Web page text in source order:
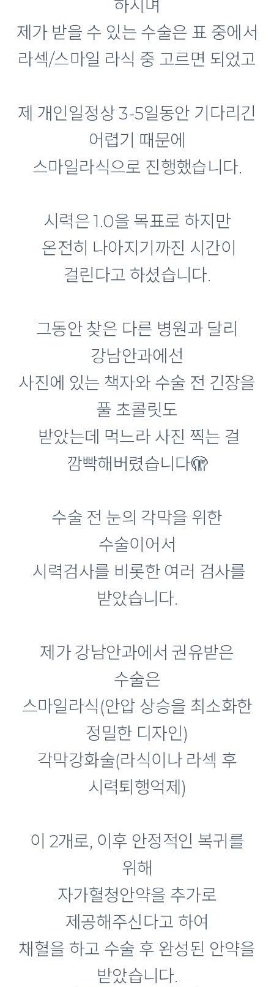
하시며
제가 받을 수 있는 수술은 표 중에서
라섹/스마일 라식 중 고르면 되었고
제 개인일정상 3-5일동안 기다리긴
어렵기 때문에
스마일라식으로 진행했습니다.
시력은 1.0을 목표로 하지만
온전히 나아지기까진 시간이
걸린다고 하셨습니다.
그동안 찾은 다른 병원과 달리
강남안과에선
사진에 있는 책자와 수술 전 긴장을
풀 초콜릿도
받았는데 먹느라 사진 찍는 걸
깜빡해버렸습니다🫣
수술 전 눈의 각막을 위한
수술이어서
시력검사를 비롯한 여러 검사를
받았습니다.
제가 강남안과에서 권유받은
수술은
스마일라식(안압 상승을 최소화한
정밀한 디자인)
각막강화술(라식이나 라섹 후
시력퇴행억제)
이 2개로, 이후 안정적인 복귀를
위해
자가혈청안약을 추가로
제공해주신다고 하여
채혈을 하고 수술 후 완성된 안약을
받았습니다.